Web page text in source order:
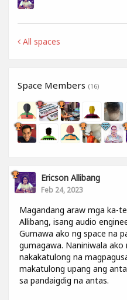
All spaces
Space Members (16)
Ericson Allibang
Feb 24, 2023
Magandang araw mga ka-
Allibang, isang audio
Gumawa ako ng space na
gumagawa. Naniniwala ako
nakakatulong na
makatulong upang ang
sa pandaigdig na antas.